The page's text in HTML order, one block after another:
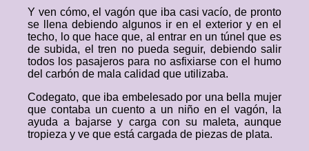
Y ven cómo, el vagón que iba casi vacío, de pronto
se llena debiendo algunos ir en el exterior y en el
techo, lo que hace que, al entrar en un túnel que es
de subida, el tren no pueda seguir, debiendo salir
todos los pasajeros para no asfixiarse con el humo
del carbón de mala calidad que utilizaba.
Codegato, que iba embelesado por una bella mujer
que contaba un cuento a un niño en el vagón, la
ayuda a bajarse y carga con su maleta, aunque
tropieza y ve que está cargada de piezas de plata.